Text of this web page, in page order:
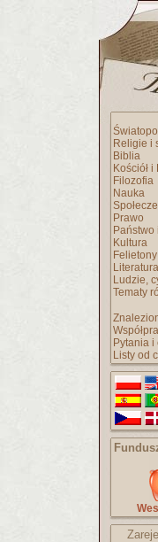
Religie i
Biblia
Kościół
Filozofia
Nauka
Prawo
Państwo
Kultura
Literatura
Ludzie,
Tematy
Pytania
Listy od